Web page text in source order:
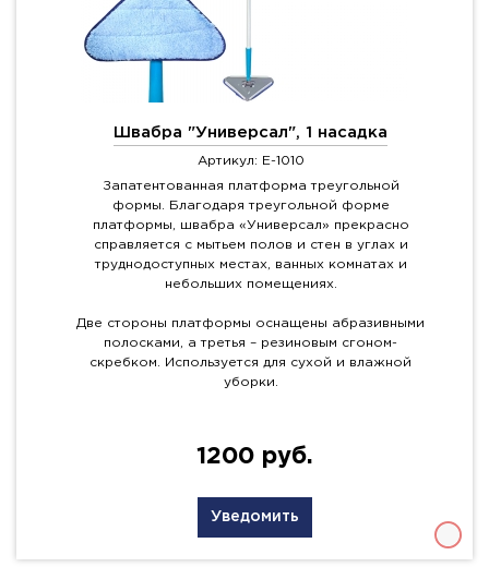
Швабра "Универсал", 1 насадка
Артикул: E-1010
Запатентованная платформа треугольной
формы. Благодаря треугольной форме
платформы, швабра «Универсал» прекрасно
справляется с мытьем полов и стен в углах и
труднодоступных местах, ванных комнатах и
небольших помещениях.
Две стороны платформы оснащены абразивными
полосками, а третья – резиновым сгоном-
скребком. Используется для сухой и влажной
уборки.
1200 руб.
Уведомить